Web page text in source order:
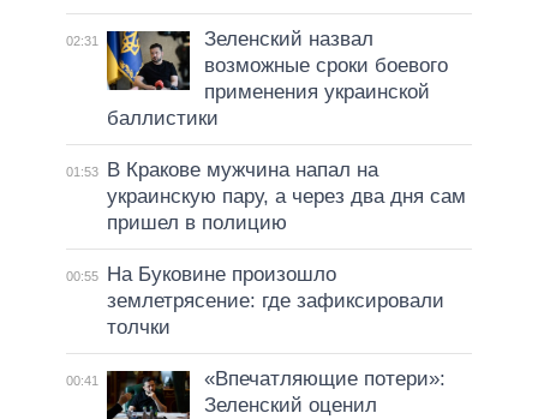
02:31
Зеленский назвал
возможные сроки боевого
применения украинской
баллистики
01:53
В Кракове мужчина напал на
украинскую пару, а через два дня сам
пришел в полицию
00:55
На Буковине произошло
землетрясение: где зафиксировали
толчки
00:41
«Впечатляющие потери»:
Зеленский оценил